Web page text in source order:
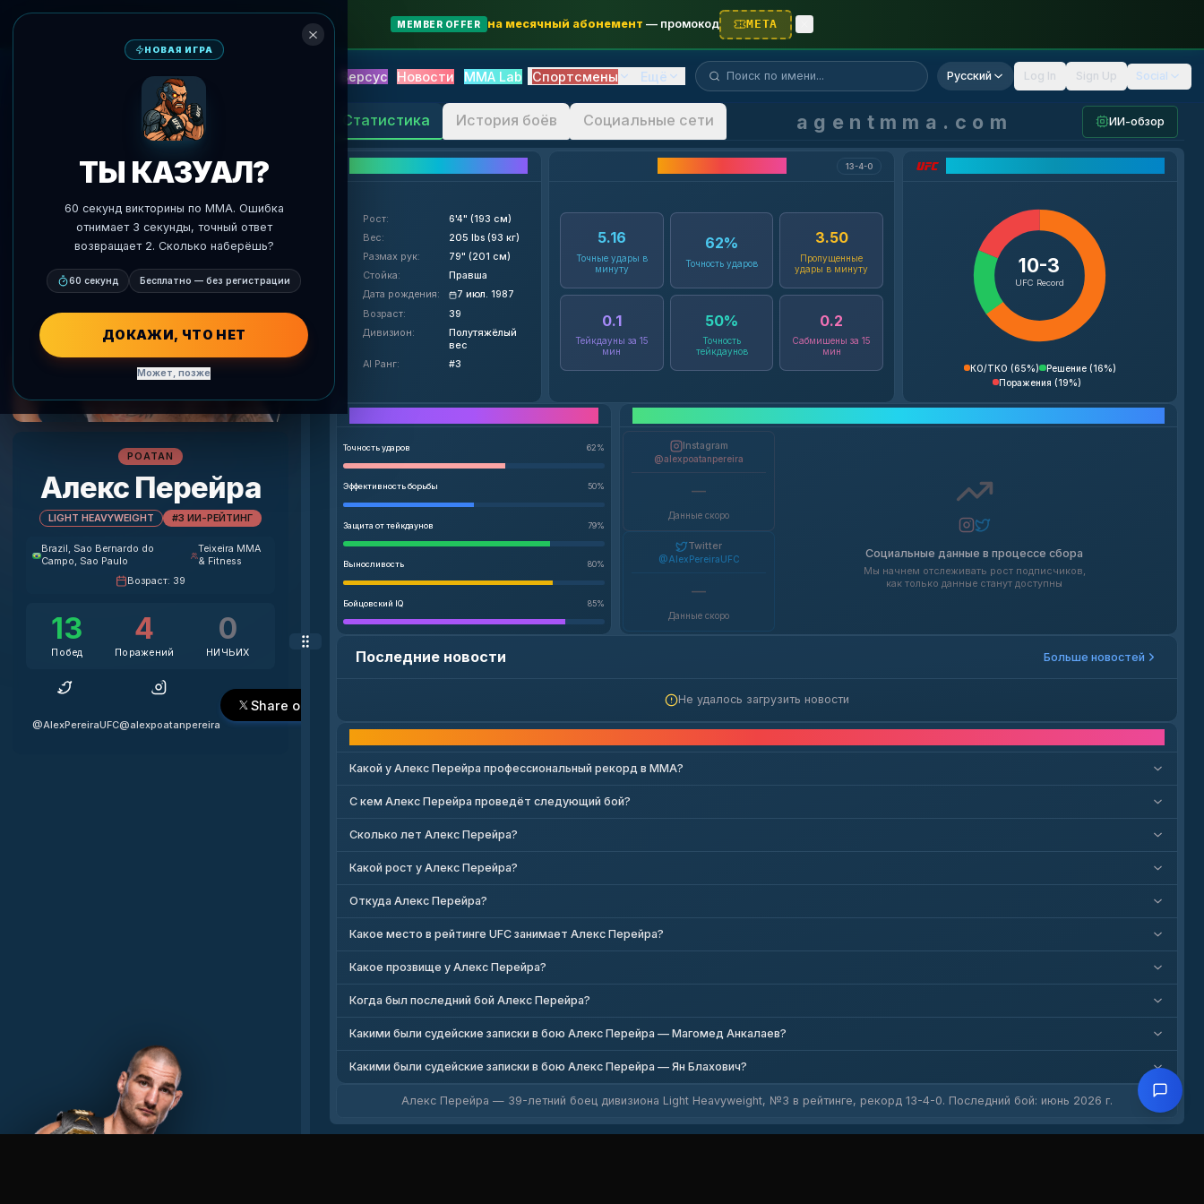
MEMBER OFFER на месячный абонемент — промокод META
ИИ Прогнозы Блиц Версус Новости MMA Lab Спортсмены Ещё Поиск бойца... Русский Log In Sign Up Social
agentmma.com
POATAN
Алекс Перейра
LIGHT HEAVYWEIGHT #3 ИИ-РЕЙТИНГ
Brazil , Sao Bernardo do
Campo, Sao Paulo
Teixeira MMA
& Fitness
Возраст: 39
13
Побед
4
Поражений
0
НИЧЬИХ
@AlexPereiraUFC@alexpoatanpereira
Share on X
Статистика История боёв Социальные сети agentmma.com ИИ-обзор
Рост:
6'4" (193 см)
Вес:
205 lbs (93 кг)
Размах рук:
79" (201 см)
Стойка:
Правша
Дата рождения:
7 июл. 1987
Возраст:
39
Дивизион:
Полутяжёлый
вес
AI Ранг: #3
13-4-0
5.16
Точные удары в
минуту
62%
Точность ударов
3.50
Пропущенные
удары в минуту
0.1
Тейкдауны за 15
мин
50%
Точность
тейкдаунов
0.2
Сабмишены за 15
мин
10-3
UFC Record
КО/ТКО (65%) Решение(16%)
Поражения (19%)
Точность ударов 62%
Эффективность борьбы 50%
Защита от тейкдаунов 79%
Выносливость 80%
Бойцовский IQ 85%
Instagram
@alexpoatanpereira
—
Данные скоро
Twitter
@AlexPereiraUFC
—
Данные скоро
Социальные данные в процессе сбора
Мы начнем отслеживать рост подписчиков,
как только данные станут доступны
Последние новости Больше новостей
Не удалось загрузить новости
Какой у Алекс Перейра профессиональный рекорд в ММА?
С кем Алекс Перейра проведёт следующий бой?
Сколько лет Алекс Перейра?
Какой рост у Алекс Перейра?
Откуда Алекс Перейра?
Какое место в рейтинге UFC занимает Алекс Перейра?
Какое прозвище у Алекс Перейра?
Когда был последний бой Алекс Перейра?
Какими были судейские записки в бою Алекс Перейра — Магомед Анкалаев?
Какими были судейские записки в бою Алекс Перейра — Ян Блахович?
Алекс Перейра — 39-летний боец дивизиона Light Heavyweight, №3 в рейтинге, рекорд 13-4-0. Последний бой: июнь 2026 г.
НОВАЯ ИГРА
ТЫ КАЗУАЛ?
60 секунд викторины по MMA. Ошибка
отнимает 3 секунды, точный ответ
возвращает 2. Сколько наберёшь?
60 секунд Бесплатно — без регистрации
ДОКАЖИ, ЧТО НЕТ
Может, позже